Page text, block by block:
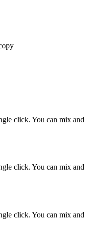
click. You can mix and
click. You can mix and
click. You can mix and